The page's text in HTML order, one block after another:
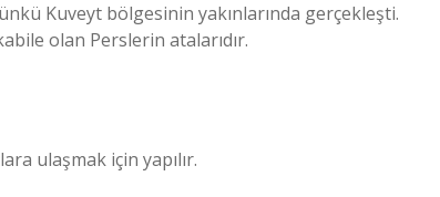
Kuveyt bölgesinin yakınlarında gerçekleşti.
olan Perslerin atalarıdır.
ulaşmak için yapılır.